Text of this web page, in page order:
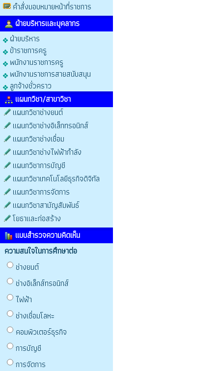
คำสั่งมอบหมายหน้าที่ราชการ
ฝ่ายบริหารและบุคลากร
ฝ่ายบริหาร
ข้าราชการครู
พนักงานราชการครู
พนักงานราชการสายสนับสนุน
ลูกจ้างชั่วคราว
แผนกวิชา/สาขาวิชา
แผนกวิชาช่างยนต์
แผนกวิชาช่างอิเล็กทรอนิกส์
แผนกวิชาช่างเชื่อม
แผนกวิชาช่างไฟฟ้ากำลัง
แผนกวิชาการบัญชี
แผนกวิชาเทคโนโลยีธุรกิจดิจิทัล
แผนกวิชาการจัดการ
แผนกวิชาสามัญสัมพันธ์
โยธาและก่อสร้าง
แบบสำรวจความคิดเห็น
ความสนใจในการศึกษาต่อ
ช่างยนต์
ช่างอิเล็กส์ทรอนิกส์
ไฟฟ้า
ช่างเชื่อมโลหะ
คอมพิวเตอร์ธุรกิจ
การบัญชี
การจัดการ